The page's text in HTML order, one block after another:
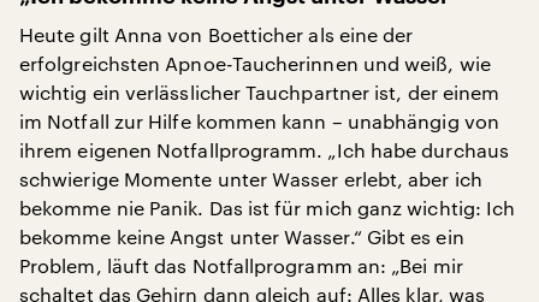
Heute gilt Anna von Boetticher als eine der
erfolgreichsten Apnoe-Taucherinnen und weiß, wie
wichtig ein verlässlicher Tauchpartner ist, der einem
im Notfall zur Hilfe kommen kann – unabhängig von
ihrem eigenen Notfallprogramm. „Ich habe durchaus
schwierige Momente unter Wasser erlebt, aber ich
bekomme nie Panik. Das ist für mich ganz wichtig: Ich
bekomme keine Angst unter Wasser.“ Gibt es ein
Problem, läuft das Notfallprogramm an: „Bei mir
schaltet das Gehirn dann gleich auf: Alles klar, was